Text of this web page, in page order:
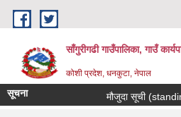
Skip to main content
साँगुरीगढी गाउँपालिका, गाउँ
कोशी प्रदेश, धनकुटा, नेपाल
सूचना मौजुदा सूची (standing